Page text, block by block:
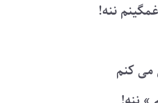
ننه!
کنم